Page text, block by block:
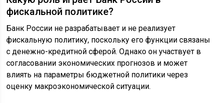
фискальной политике?
Банк России не разрабатывает и не реализует
фискальную политику, поскольку его функции связаны
с денежно-кредитной сферой. Однако он участвует в
согласовании экономических прогнозов и может
влиять на параметры бюджетной политики через
оценку макроэкономической ситуации.